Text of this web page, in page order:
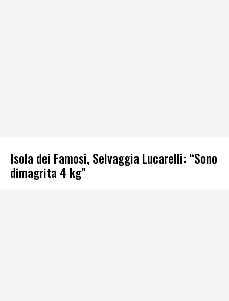
Isola dei Famosi, Selvaggia Lucarelli: “Sono
dimagrita 4 kg”